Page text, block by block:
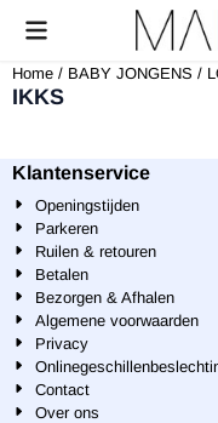
Cookievoorkeuren zijn
Home / BABY JONGENS /
IKKS
Klantenservice
Openingstijden
Parkeren
Ruilen & retouren
Betalen
Bezorgen & Afhalen
Algemene voorwaarden
Privacy
Contact
Over ons